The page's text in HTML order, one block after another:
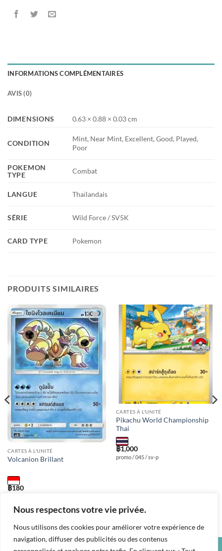
Nous respectons votre vie privée.
Nous utilisons des cookies pour améliorer votre expérience de
navigation, diffuser des publicités ou des contenus
INFORMATIONS COMPLÉMENTAIRES
AVIS (0)
DIMENSIONS 0.63 × 0.88 × 0.03 cm
CONDITION
Mint, Near Mint, Excellent, Good, Played,
Poor
POKEMON
TYPE
Combat
LANGUE Thaïlandais
SÉRIE Wild Force / SV5K
CARD TYPE Pokemon
PRODUITS SIMILAIRES
Add to
wishlist
CARTES À L'UNITÉ
Volcanion Brillant
฿180
Add to
wishlist
CARTES À L'UNITÉ
Pikachu World Championship
Thai
฿1,000
promo / 045 / sv-p